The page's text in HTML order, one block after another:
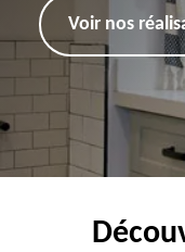
Voir nos